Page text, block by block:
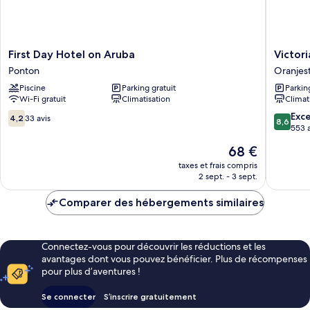
First
Day
Hotel
on
Aruba
Ponton
First Day Hotel on Aruba
Ponton
Piscine
Parking gratuit
Wi-Fi gratuit
Climatisation
4.2
sur
4,2 33 avis
Le
nouveau
prix
de
68 €
taxes et frais compris
2 sept. - 3 sept.
Victoria
City
Hotel
8.6
sur
8,6
553
Comparer des hébergements similaires
Connectez-vous pour découvrir les réductions et les
avantages dont vous pouvez bénéficier. Plus de récompenses
pour plus d’aventures !
Se connecter S’inscrire gratuitement